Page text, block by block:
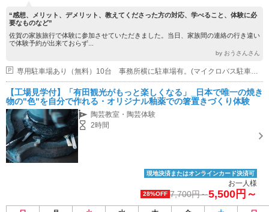
“感想、メリット、デメリット、教えてくださった方の対応、学べること、体験に必
要なものなど”
佐賀の家族旅行で体験に参加させていただきました。当日、家族間の連絡の行き違い
で体験予約が出来ておらず...
by おうさんさん
【工場見学付】「有田観光がもっと楽しくなる」_日本で唯一の焼き
物の"色"を自分で作れる・オリジナル釉薬での箸置きづくり体験
陶芸教室・陶芸体験
2時間
現地決済またはオンラインカード決済可
お一人様
28%OFF 7,700円～5,500円～